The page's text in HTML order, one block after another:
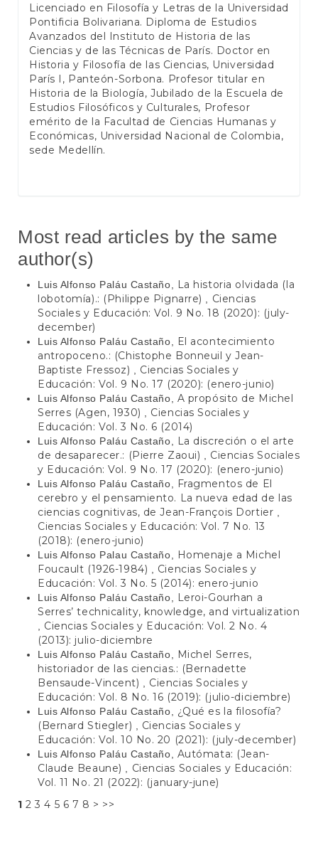
Licenciado en Filosofía y Letras de la Universidad
Pontificia Bolivariana. Diploma de Estudios
Avanzados del Instituto de Historia de las
Ciencias y de las Técnicas de París. Doctor en
Historia y Filosofía de las Ciencias, Universidad
París I, Panteón-Sorbona. Profesor titular en
Historia de la Biología, Jubilado de la Escuela de
Estudios Filosóficos y Culturales, Profesor
emérito de la Facultad de Ciencias Humanas y
Económicas, Universidad Nacional de Colombia,
sede Medellín.
Most read articles by the same
author(s)
Luis Alfonso Paláu Castaño,
La historia olvidada (la
lobotomía).: (Philippe Pignarre)
Ciencias
Sociales y Educación: Vol. 9 No. 18 (2020): (july-
december)
Luis Alfonso Paláu Castaño,
El acontecimiento
antropoceno.: (Chistophe Bonneuil y Jean-
Baptiste Fressoz)
Ciencias Sociales y
Educación: Vol. 9 No. 17 (2020): (enero-junio)
Luis Alfonso Paláu Castaño, A propósito de Michel
Serres (Agen, 1930)
Ciencias Sociales y
Educación: Vol. 3 No. 6 (2014)
Luis Alfonso Paláu Castaño,
La discreción o el arte
de desaparecer.: (Pierre Zaoui)
Ciencias Sociales
y Educación: Vol. 9 No. 17 (2020): (enero-junio)
Luis Alfonso Paláu Castaño,
Fragmentos de El
cerebro y el pensamiento. La nueva edad de las
ciencias cognitivas, de Jean-François Dortier
Ciencias Sociales y Educación: Vol. 7 No. 13
(2018): (enero-junio)
Luis Alfonso Palau Castaño,
Homenaje a Michel
Foucault (1926-1984)
Ciencias Sociales y
Educación: Vol. 3 No. 5 (2014): enero-junio
Luis Alfonso Paláu Castaño,
Leroi-Gourhan a
Serres’ technicality, knowledge, and virtualization
Ciencias Sociales y Educación: Vol. 2 No. 4
(2013): julio-diciembre
Luis Alfonso Paláu Castaño,
Michel Serres,
historiador de las ciencias.: (Bernadette
Bensaude-Vincent)
Ciencias Sociales y
Educación: Vol. 8 No. 16 (2019): (julio-diciembre)
Luis Alfonso Paláu Castaño, ¿Qué es la filosofía?
(Bernard Stiegler)
Ciencias Sociales y
Educación: Vol. 10 No. 20 (2021): (july-december)
Luis Alfonso Paláu Castaño, Autómata: (Jean-
Claude Beaune)
Ciencias Sociales y Educación:
Vol. 11 No. 21 (2022): (january-june)
1 2 3 4 5 6 7 8 > >>